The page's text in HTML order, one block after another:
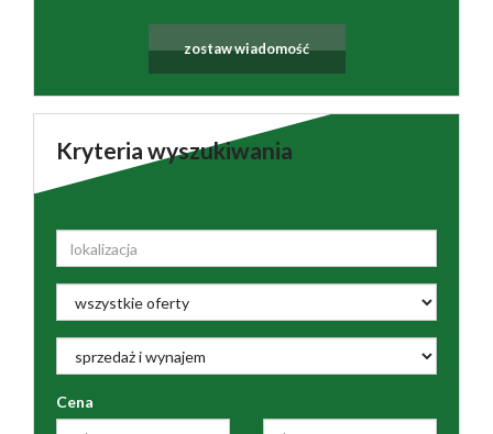
zostaw wiadomość
Kryteria wyszukiwania
Cena